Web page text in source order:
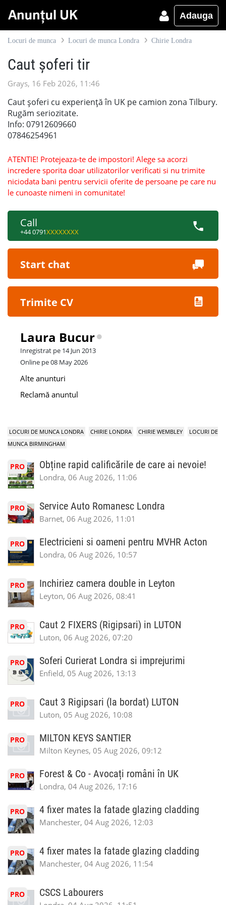
Adauga
Locuri de munca Locuri de munca Londra Chirie Londra
Caut șoferi tir
Grays, 16 Feb 2026, 11:46
Caut șoferi cu experiență în UK pe camion zona Tilbury.
Rugăm seriozitate.
Info: 07912609660
07846254961
ATENTIE! Protejeaza-te de impostori! Alege sa acorzi
incredere sporita doar utilizatorilor verificati si nu trimite
niciodata bani pentru servicii oferite de persoane pe care nu
le cunoaste nimeni in comunitate!
Call
+44 0791XXXXXXXX
Start chat
Trimite CV
Laura Bucur
Inregistrat pe 14 Jun 2013
Online pe 08 May 2026
Alte anunturi
Reclamă anuntul
LOCURI DE MUNCA LONDRA CHIRIE LONDRA CHIRIE WEMBLEY
LOCURI DE
MUNCA BIRMINGHAM
PRO Obține rapid calificările de care ai nevoie!
Londra, 06 Aug 2026, 11:06
PRO Service Auto Romanesc Londra
Barnet, 06 Aug 2026, 11:01
PRO Electricieni si oameni pentru MVHR Acton
Londra, 06 Aug 2026, 10:57
PRO Inchiriez camera double in Leyton
Leyton, 06 Aug 2026, 08:41
PRO Caut 2 FIXERS (Rigipsari) in LUTON
Luton, 06 Aug 2026, 07:20
PRO Soferi Curierat Londra si imprejurimi
Enfield, 05 Aug 2026, 13:13
PRO Caut 3 Rigipsari (la bordat) LUTON
Luton, 05 Aug 2026, 10:08
PRO MILTON KEYS SANTIER
Milton Keynes, 05 Aug 2026, 09:12
PRO Forest & Co - Avocați români în UK
Londra, 04 Aug 2026, 17:16
PRO 4 fixer mates la fatade glazing cladding
Manchester, 04 Aug 2026, 12:03
PRO 4 fixer mates la fatade glazing cladding
Manchester, 04 Aug 2026, 11:54
PRO CSCS Labourers